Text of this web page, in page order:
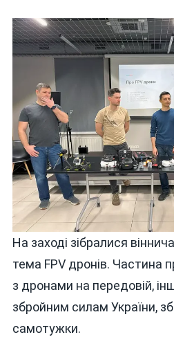
На заході зібралися
тема FPV дронів. Частина
з дронами на передовій,
збройним силам України,
самотужки.